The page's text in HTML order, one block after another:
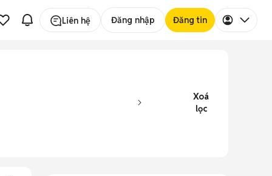
Liên hệ Đăng nhập Đăng tin
Xoá
lọc